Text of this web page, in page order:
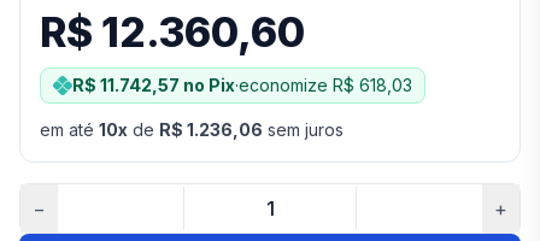
R$ 12.360,60
R$ 11.742,57 no Pix·economize R$ 618,03
em até 10x de R$ 1.236,06 sem juros
− +